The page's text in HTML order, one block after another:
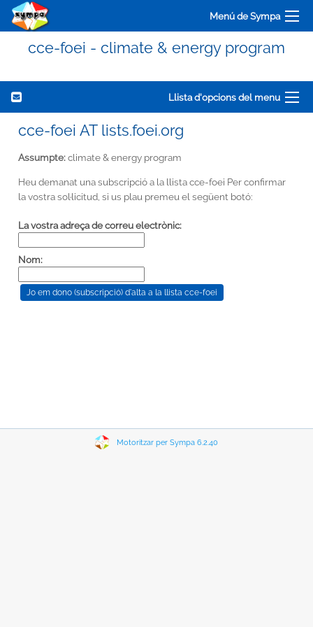
Menú de Sympa
cce-foei - climate & energy program
Llista d'opcions del menu
cce-foei AT lists.foei.org
Assumpte:climate & energy program
Heu demanat una subscripció a la llista cce-foei Per confirmar
la vostra sol·licitud, si us plau premeu el següent botó:
La vostra adreça de correu electrònic:
Nom:
Motoritzar per Sympa 6.2.40